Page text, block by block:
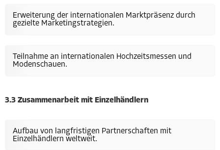
Erweiterung der internationalen Marktpräsenz durch
gezielte Marketingstrategien.
Teilnahme an internationalen Hochzeitsmessen und
Modenschauen.
3.3 Zusammenarbeit mit Einzelhändlern
Aufbau von langfristigen Partnerschaften mit
Einzelhändlern weltweit.